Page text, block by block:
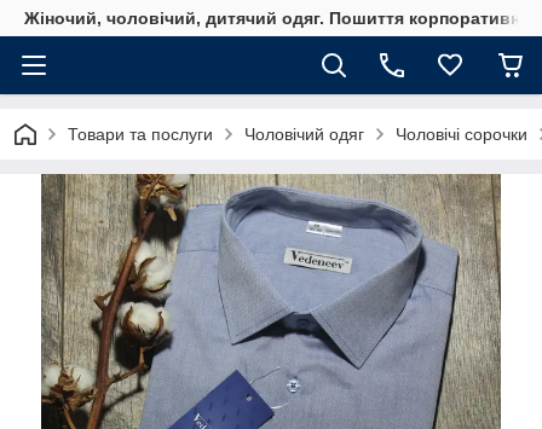
Жіночий, чоловічий, дитячий одяг. Пошиття
Товари та послуги Чоловічий одяг Чоловічі сорочки